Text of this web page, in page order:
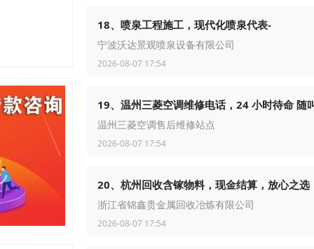
18、喷泉工程施工，现代化喷泉代表-
宁波沃达景观喷泉设备有限公司
2026-08-07 17:54
19、温州三菱空调维修电话，24 小时待命 随
温州三菱空调售后维修站点
2026-08-07 17:54
20、杭州回收含镓物料，现金结算，放心之选
浙江省锦鑫贵金属回收冶炼有限公司
2026-08-07 17:54